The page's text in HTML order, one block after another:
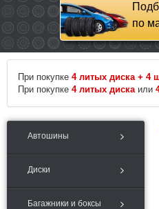
по
При покупке 4 литых диска + 4
При покупке 4 литых диска или
Автошины
Диски
Багажники и боксы